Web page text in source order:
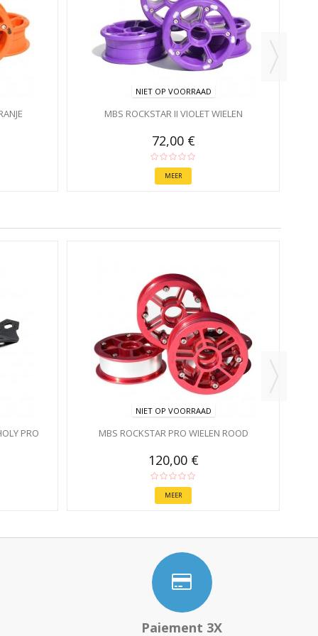
NIET OP VOORRAAD
MBS ROCKSTAR II VIOLET WIELEN
72,00 €
MEER
PRO
NIET OP VOORRAAD
MBS ROCKSTAR PRO WIELEN ROOD
120,00 €
MEER
Paiement 3X